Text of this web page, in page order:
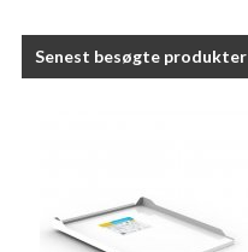
Senest besøgte produkter